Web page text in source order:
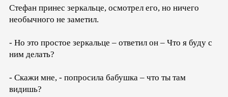
Стефан принес зеркальце, осмотрел его, но ничего
необычного не заметил.
- Но это простое зеркальце – ответил он – Что я буду с
ним делать?
- Скажи мне, - попросила бабушка – что ты там
видишь?